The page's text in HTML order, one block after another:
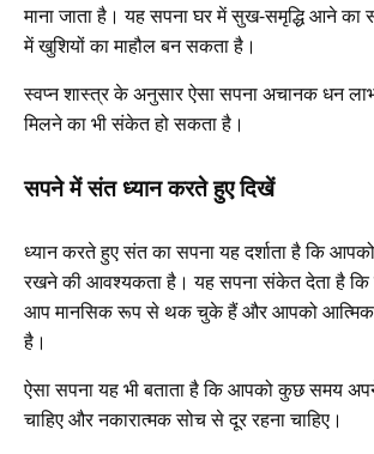
माना जाता है। यह सपना घर में सुख-समृद्धि आने का
में खुशियों का माहौल बन सकता है।
स्वप्न शास्त्र के अनुसार ऐसा सपना अचानक धन
मिलने का भी संकेत हो सकता है।
सपने में संत ध्यान करते हुए दिखें
ध्यान करते हुए संत का सपना यह दर्शाता है कि
रखने की आवश्यकता है। यह सपना संकेत देता है कि
आप मानसिक रूप से थक चुके हैं और आपको आत्मिक
है।
ऐसा सपना यह भी बताता है कि आपको कुछ समय
चाहिए और नकारात्मक सोच से दूर रहना चाहिए।